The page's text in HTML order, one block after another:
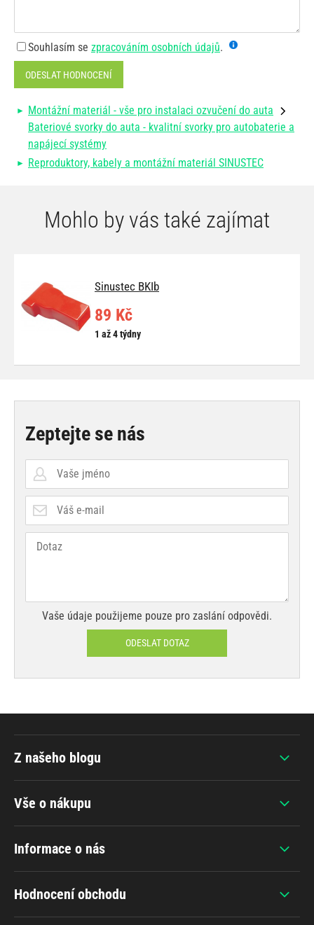
Souhlasím se zpracováním osobních údajů.
ODESLAT HODNOCENÍ
Montážní materiál - vše pro instalaci ozvučení do auta
Bateriové svorky do auta - kvalitní svorky pro autobaterie a
napájecí systémy
Reproduktory, kabely a montážní materiál SINUSTEC
Mohlo by vás také zajímat
Sinustec BKIb
89 Kč
1 až 4 týdny
Zeptejte se nás
Vaše údaje použijeme pouze pro zaslání odpovědi.
ODESLAT DOTAZ
Vše o nákupu
Informace o nás
Hodnocení obchodu
Z našeho blogu